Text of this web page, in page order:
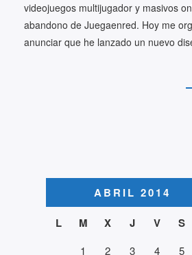
videojuegos multijugador y masivos
abandono de Juegaenred. Hoy me
anunciar que he lanzado un nuevo
ABRIL 2014
L
M X J V S
1 2 3 4 5